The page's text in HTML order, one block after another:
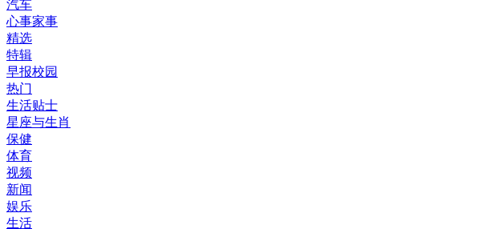
汽车
心事家事
精选
特辑
早报校园
热门
生活贴士
星座与生肖
保健
体育
视频
新闻
娱乐
生活